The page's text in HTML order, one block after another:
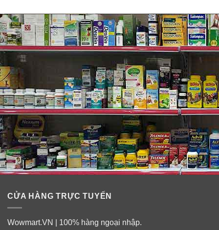
CỬA HÀNG TRỰC TUYẾN
Wowmart.VN | 100% hàng ngoại nhập.